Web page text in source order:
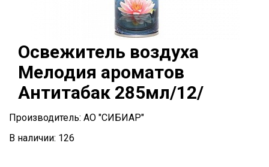
Освежитель воздуха
Мелодия ароматов
Антитабак 285мл/12/
Производитель: АО "СИБИАР"
В наличии: 126